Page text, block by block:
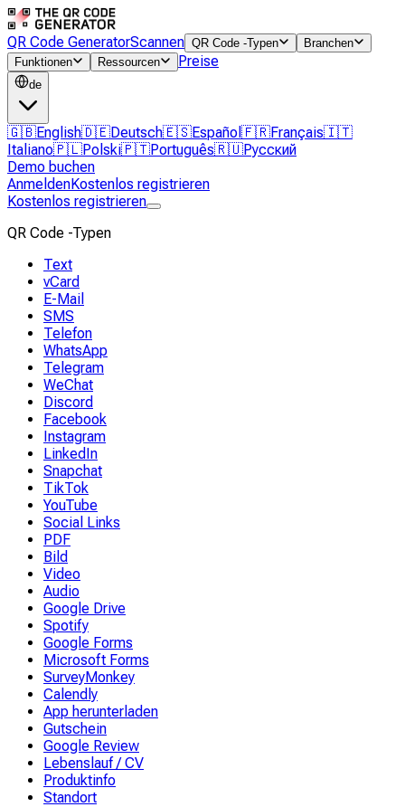
QR Code GeneratorScannen QR Code -Typen
Branchen
Funktionen
Ressourcen Preise
de
🇬🇧English🇩🇪Deutsch🇪🇸Español 🇫🇷Français🇮🇹
Italiano🇵🇱Polski🇵🇹Português🇷🇺Русский
Demo buchen
AnmeldenKostenlos registrieren
Kostenlos registrieren
QR Code -Typen
Text
vCard
E-Mail
SMS
Telefon
WhatsApp
Telegram
WeChat
Discord
Facebook
Instagram
LinkedIn
Snapchat
TikTok
YouTube
Social Links
PDF
Bild
Video
Audio
Google Drive
Spotify
Google Forms
Microsoft Forms
SurveyMonkey
Calendly
App herunterladen
Gutschein
Google Review
Lebenslauf / CV
Produktinfo
Standort